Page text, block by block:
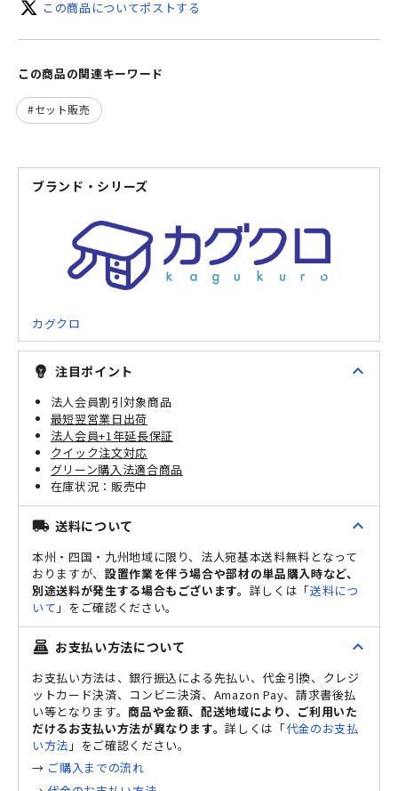
この商品についてポストする
この商品の関連キーワード
セット販売
ブランド・シリーズ
カグクロ
emoji_objects 注目ポイント expand_less
法人会員割引対象商品
最短翌営業日出荷
法人会員+1年延長保証
クイック注文対応
グリーン購入法適合商品
販売中
local_shipping 送料について expand_less
本州・四国・九州地域に限り、法人宛基本送料無料となって
おりますが、 設置作業を伴う場合や部材の単品購入時など、
別途送料が発生する場合もございます。 詳しくは「送料につ
いて 」をご確認ください。
point_of_sale お支払い方法について expand_less
お支払い方法は、銀行振込による先払い、代金引換、クレジ
ットカード決済、コンビニ決済、Amazon Pay、請求書後払
い等となります。商品や金額、配送地域により、ご利用いた
だけるお支払い方法が異なります。詳しくは「代金のお支払
い方法 」をご確認ください。
→ ご購入までの流れ